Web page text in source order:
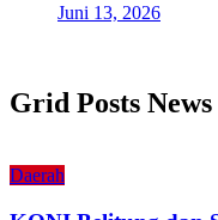
Juni 13, 2026
Grid Posts News
Daerah